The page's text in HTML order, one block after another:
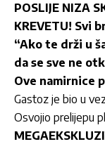
POSLIJE NIZA
KREVETU! Svi
“Ako te drži u
da se sve ne
Ove namirnice
Gastoz je bio u
Osvojio prelijepu